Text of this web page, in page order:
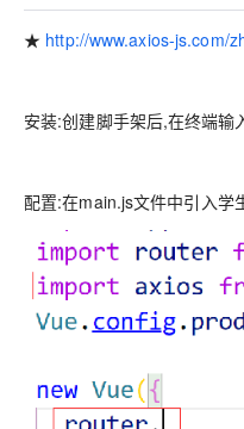
★ http://www.axios-js.com/
安装:创建脚手架后,在终端输
配置:在main.js文件中引入学